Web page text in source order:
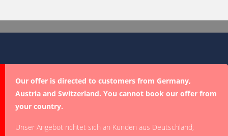
Lade SPORTDIGITAL+ Mediathek
Our offer is directed to customers from Germany,
Austria and Switzerland. You cannot book our offer from
your country.
Unser Angebot richtet sich an Kunden aus Deutschland,